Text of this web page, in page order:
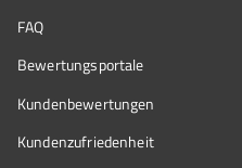
FAQ
Bewertungsportale
Kundenbewertungen
Kundenzufriedenheit